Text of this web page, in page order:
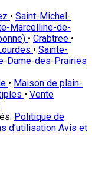
• Saint-Michel-
Marcelline-de-
• Crabtree •
• Sainte-
Dame-des-Prairies
• Maison de plain-
• Vente
Politique de
d’utilisation Avis et